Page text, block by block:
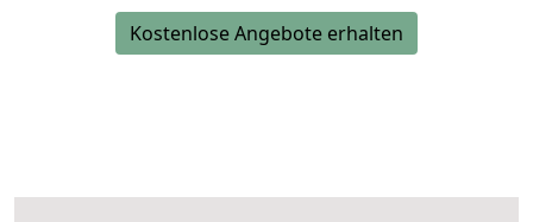
Kostenlose Angebote erhalten